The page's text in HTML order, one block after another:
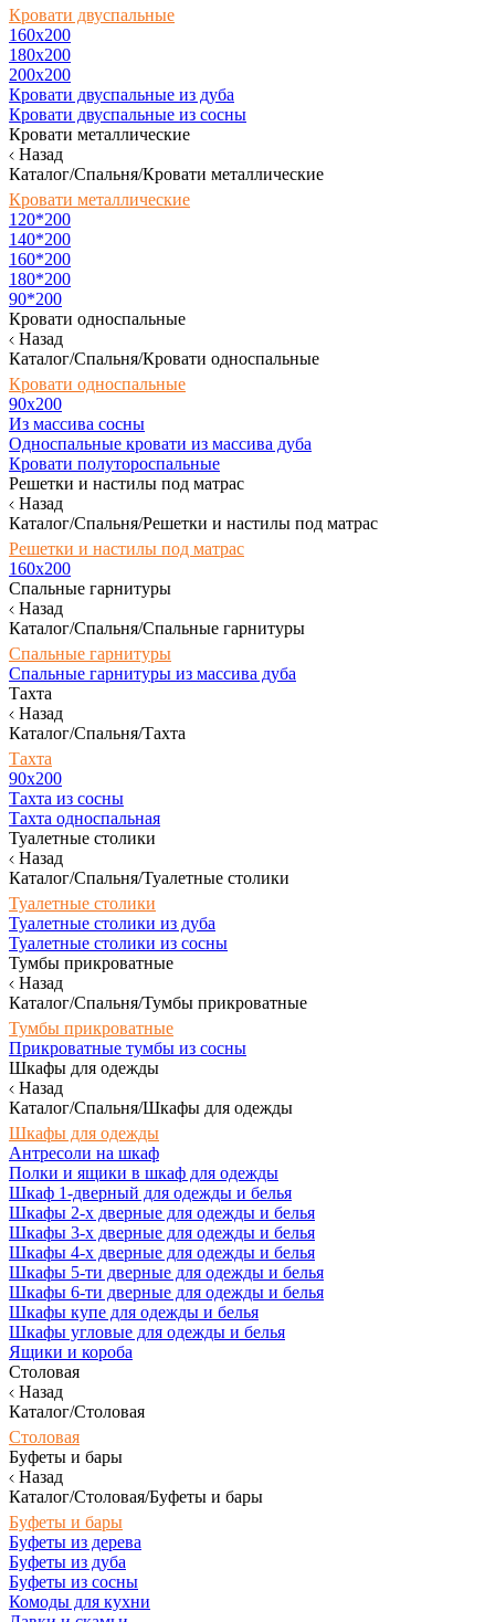
Кровати двуспальные
160х200
180x200
200x200
Кровати двуспальные из дуба
Кровати двуспальные из сосны
Кровати металлические
Назад
Каталог/Спальня/Кровати металлические
Кровати металлические
120*200
140*200
160*200
180*200
90*200
Кровати односпальные
Назад
Каталог/Спальня/Кровати односпальные
Кровати односпальные
90х200
Из массива сосны
Односпальные кровати из массива дуба
Кровати полутороспальные
Решетки и настилы под матрас
Назад
Каталог/Спальня/Решетки и настилы под матрас
Решетки и настилы под матрас
160х200
Спальные гарнитуры
Назад
Каталог/Спальня/Спальные гарнитуры
Спальные гарнитуры
Спальные гарнитуры из массива дуба
Тахта
Назад
Каталог/Спальня/Тахта
Тахта
90х200
Тахта из сосны
Тахта односпальная
Туалетные столики
Назад
Каталог/Спальня/Туалетные столики
Туалетные столики
Туалетные столики из дуба
Туалетные столики из сосны
Тумбы прикроватные
Назад
Каталог/Спальня/Тумбы прикроватные
Тумбы прикроватные
Прикроватные тумбы из сосны
Шкафы для одежды
Назад
Каталог/Спальня/Шкафы для одежды
Шкафы для одежды
Антресоли на шкаф
Полки и ящики в шкаф для одежды
Шкаф 1-дверный для одежды и белья
Шкафы 2-х дверные для одежды и белья
Шкафы 3-х дверные для одежды и белья
Шкафы 4-х дверные для одежды и белья
Шкафы 5-ти дверные для одежды и белья
Шкафы 6-ти дверные для одежды и белья
Шкафы купе для одежды и белья
Шкафы угловые для одежды и белья
Ящики и короба
Столовая
Назад
Каталог/Столовая
Столовая
Буфеты и бары
Назад
Каталог/Столовая/Буфеты и бары
Буфеты и бары
Буфеты из дерева
Буфеты из дуба
Буфеты из сосны
Комоды для кухни